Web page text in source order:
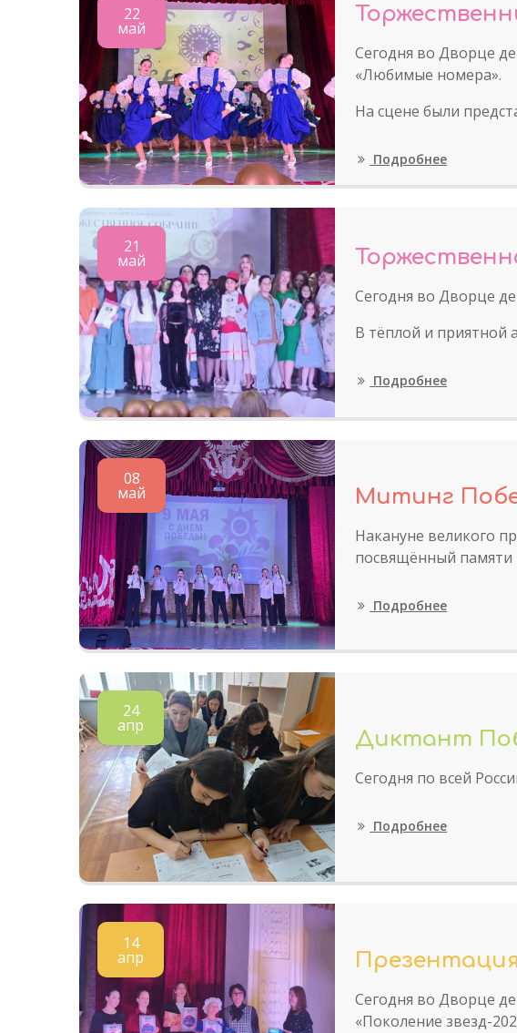
22
май
Сегодня во Дворце
«Любимые номера».
На сцене были
Подробнее
21
май
Сегодня во Дворце
В тёплой и приятной
Подробнее
08
май Митинг
Накануне великого
посвящённый памяти
Подробнее
24
апр
Диктант
Сегодня по всей
Подробнее
14
апр
Сегодня во Дворце
«Поколение звезд-